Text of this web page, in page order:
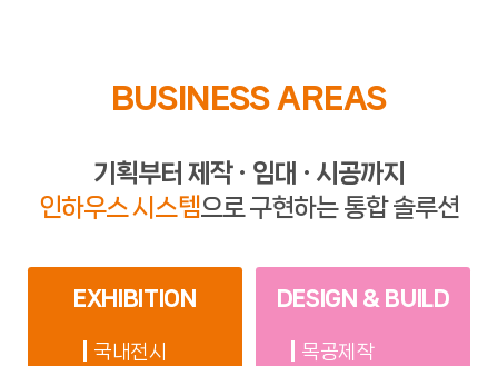
BUSINESS AREAS
기획부터 제작 · 임대 · 시공까지
인하우스 시스템으로 구현하는 통합 솔루션
EXHIBITION
국내전시
DESIGN & BUILD
목공제작